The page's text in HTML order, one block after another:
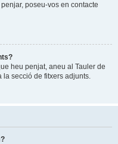
poseu-vos en contacte
heu penjat, aneu al Tauler de
la secció de fitxers adjunts.